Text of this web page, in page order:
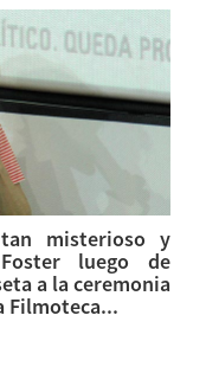
misterioso y
luego de
a la ceremonia
Filmoteca...